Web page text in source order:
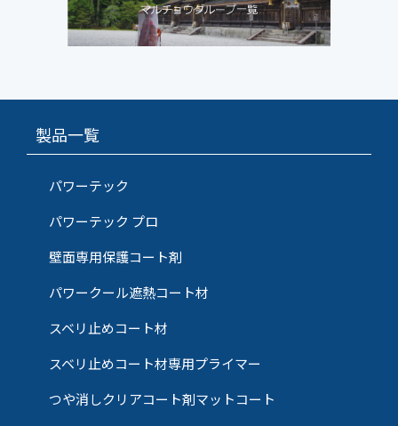
製品一覧
パワーテック
パワーテック プロ
壁面専用保護コート剤
パワークール遮熱コート材
スベリ止めコート材
スベリ止めコート材専用プライマー
つや消しクリアコート剤マットコート